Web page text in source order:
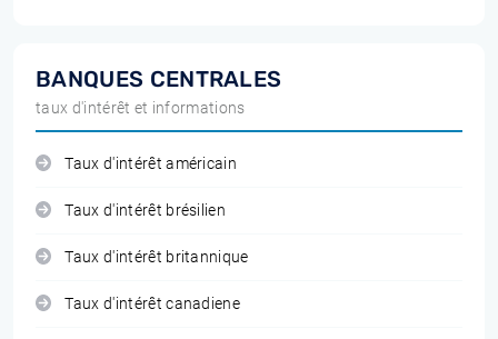
BANQUES CENTRALES
taux d'intérêt et informations
Taux d'intérêt américain
Taux d'intérêt brésilien
Taux d'intérêt britannique
Taux d'intérêt canadiene